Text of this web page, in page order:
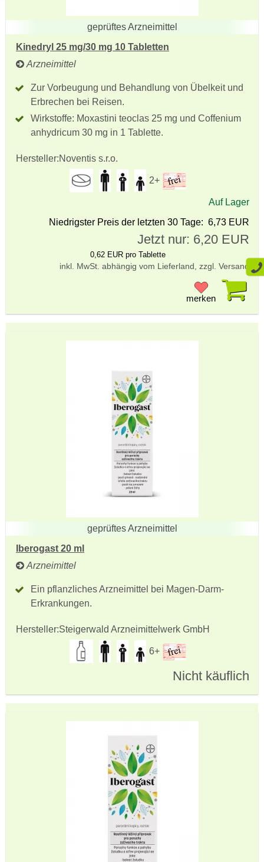
geprüftes Arzneimittel
Kinedryl 25 mg/30 mg 10 Tabletten
Arzneimittel
Zur Vorbeugung und Behandlung von Übelkeit und
Erbrechen bei Reisen.
Wirkstoffe: Moxastini teoclas 25 mg und Coffenium
anhydricum 30 mg in 1 Tablette.
Hersteller:Noventis s.r.o.
2+
Auf Lager
Niedrigster Preis der letzten 30 Tage: 6,73 EUR
Jetzt nur: 6,20 EUR
0,62 EUR pro Tablette
inkl. MwSt. abhängig vom Lieferland, zzgl. Versand
merken
geprüftes Arzneimittel
Iberogast 20 ml
Arzneimittel
Ein pflanzliches Arzneimittel bei Magen-Darm-
Erkrankungen.
Hersteller:Steigerwald Arzneimittelwerk GmbH
6+
Nicht käuflich